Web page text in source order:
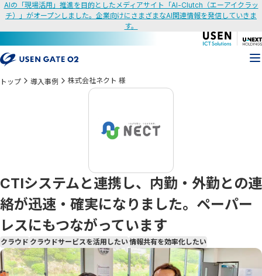
AIの「現場活用」推進を目的としたメディアサイト「AI-Clutch（エーアイクラッ
チ）」がオープンしました。企業向けにさまざまなAI関連情報を発信していきま
す。
トップ 導入事例 株式会社ネクト 様
CTIシステムと連携し、内勤・外勤との連
絡が迅速・確実になりました。ペーパー
レスにもつながっています
クラウド クラウドサービスを活用したい情報共有を効率化したい